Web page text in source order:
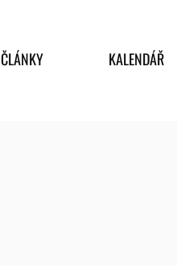
ČLÁNKY KALENDÁŘ